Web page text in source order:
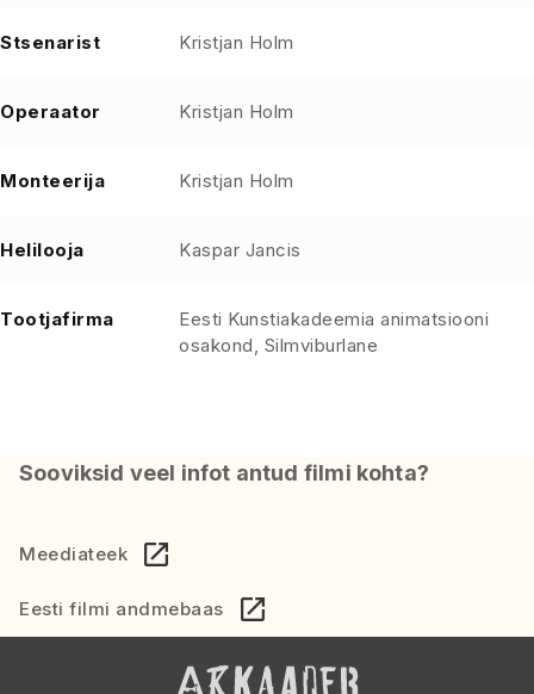
Stsenarist Kristjan Holm
Operaator Kristjan Holm
Monteerija Kristjan Holm
Helilooja Kaspar Jancis
Tootjafirma
Eesti Kunstiakadeemia animatsiooni
osakond, Silmviburlane
Sooviksid veel infot antud filmi kohta?
Meediateek
Eesti filmi andmebaas